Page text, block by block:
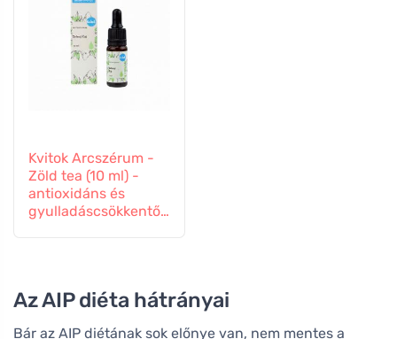
Kvitok Arcszérum -
Zöld tea (10 ml) -
antioxidáns és
gyulladáscsökkentő
Az AIP diéta hátrányai
Bár az AIP diétának sok előnye van, nem mentes a